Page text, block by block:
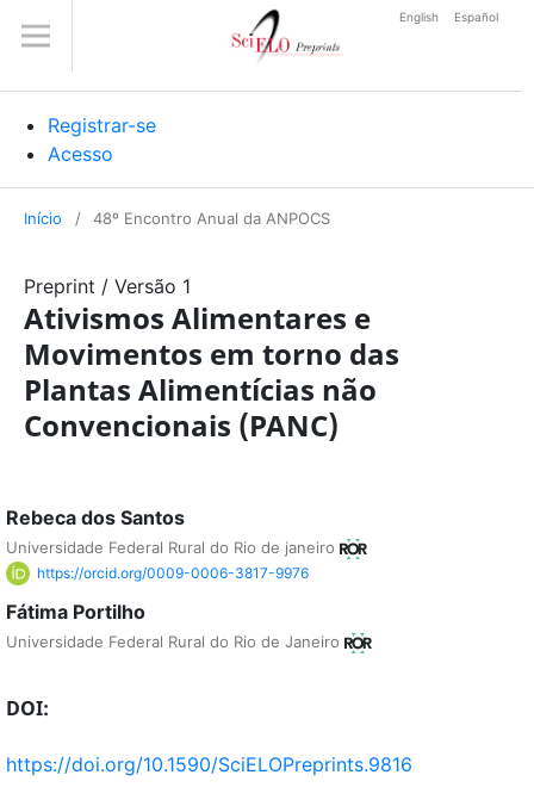
Registrar-se
Acesso
English Español
Início / 48º Encontro Anual da ANPOCS
Preprint / Versão 1
Ativismos Alimentares e
Movimentos em torno das
Plantas Alimentícias não
Convencionais (PANC)
Rebeca dos Santos
Universidade Federal Rural do Rio de janeiro
https://orcid.org/0009-0006-3817-9976
Fátima Portilho
Universidade Federal Rural do Rio de Janeiro
DOI:
https://doi.org/10.1590/SciELOPreprints.9816